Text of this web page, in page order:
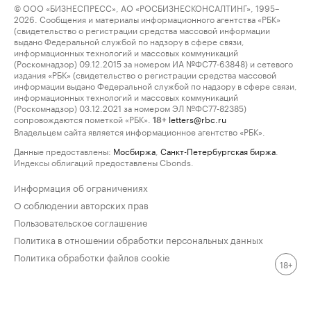
© ООО «БИЗНЕСПРЕСС», АО «РОСБИЗНЕСКОНСАЛТИНГ», 1995–
2026. Сообщения и материалы информационного агентства «РБК»
(свидетельство о регистрации средства массовой информации
выдано Федеральной службой по надзору в сфере связи,
информационных технологий и массовых коммуникаций
(Роскомнадзор) 09.12.2015 за номером ИА №ФС77-63848) и сетевого
издания «РБК» (свидетельство о регистрации средства массовой
информации выдано Федеральной службой по надзору в сфере связи,
информационных технологий и массовых коммуникаций
(Роскомнадзор) 03.12.2021 за номером ЭЛ №ФС77-82385)
сопровождаются пометкой «РБК».
18+ letters@rbc.ru
Владельцем сайта является информационное агентство «РБК».
Данные предоставлены: Мосбиржа Санкт-Петербургская биржа
Индексы облигаций предоставлены Cbonds.
Информация об ограничениях
О соблюдении авторских прав
Пользовательское соглашение
Политика в отношении обработки персональных данных
Политика обработки файлов cookie
18+